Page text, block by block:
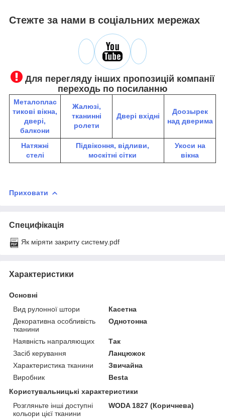
Стежте за нами в соціальних мережах
Для перегляду інших пропозицій компанії
переходь по посиланню
Металоплас
тикові вікна,
двері,
балкони
Жалюзі,
тканинні
ролети
Двері вхідні
Доозырек
над дверима
Натяжні
стелі
Підвіконня, відливи,
москітні сітки
Укоси на
вікна
Приховати
Специфікація
Як міряти закриту систему.pdf
Характеристики
Основні
Вид рулонної штори
Касетна
Декоративна особливість
тканини
Однотонна
Наявність напраляющих
Так
Засіб керування
Ланцюжок
Характеристика тканини
Звичайна
Виробник
Besta
Користувальницькі характеристики
Розгляньте інші доступні
кольори цієї тканини
WODA 1827 (Коричнева)